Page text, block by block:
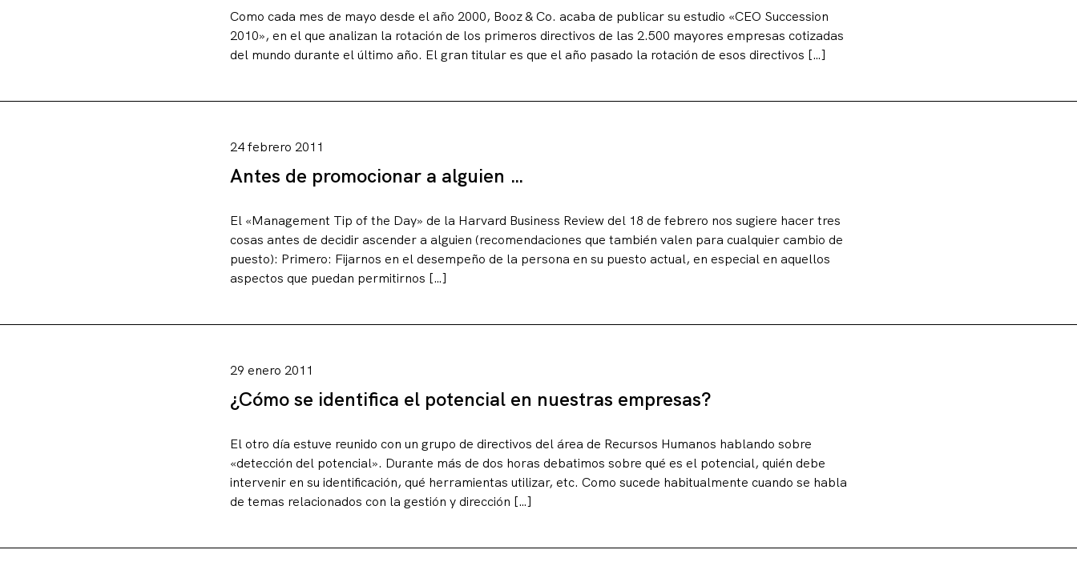
Artículos
Charlas y conferencias
Sobre este blog
Como cada mes de mayo desde el año 2000, Booz & Co. acaba de publicar su estudio «CEO Succession
2010», en el que analizan la rotación de los primeros directivos de las 2.500 mayores empresas cotizadas
del mundo durante el último año. El gran titular es que el año pasado la rotación de esos directivos […]
24 febrero 2011
Antes de promocionar a alguien …
El «Management Tip of the Day» de la Harvard Business Review del 18 de febrero nos sugiere hacer tres
cosas antes de decidir ascender a alguien (recomendaciones que también valen para cualquier cambio de
puesto): Primero: Fijarnos en el desempeño de la persona en su puesto actual, en especial en aquellos
aspectos que puedan permitirnos […]
29 enero 2011
¿Cómo se identifica el potencial en nuestras empresas?
El otro día estuve reunido con un grupo de directivos del área de Recursos Humanos hablando sobre
«detección del potencial». Durante más de dos horas debatimos sobre qué es el potencial, quién debe
intervenir en su identificación, qué herramientas utilizar, etc. Como sucede habitualmente cuando se habla
de temas relacionados con la gestión y dirección […]